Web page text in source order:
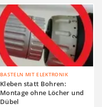
BASTELN MIT ELEKTRONIK
Kleben statt Bohren:
Montage ohne Löcher und
Dübel